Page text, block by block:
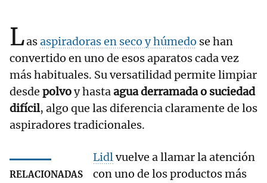
Lasaspiradoras en seco y húmedo se han
convertido en uno de esos aparatos cada vez
más habituales. Su versatilidad permite limpiar
desde polvoy hastaagua derramada o suciedad
difícil, algo que las diferencia claramente de los
aspiradores tradicionales.
RELACIONADAS
Lidlvuelve a llamar la atención
con uno de los productos más